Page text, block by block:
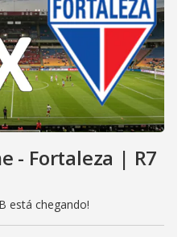
- Fortaleza | R7
está chegando!